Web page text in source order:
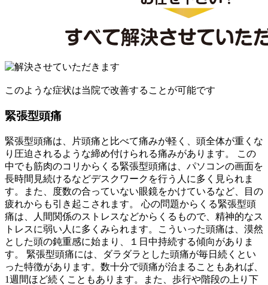
このような症状は当院で改善することが可能です
緊張型頭痛
緊張型頭痛は、片頭痛と比べて痛みが軽く、頭全体が重くな
り圧迫されるような締め付けられる痛みがあります。 この
中でも筋肉のコリからくる緊張型頭痛は、パソコンの画面を
長時間見続けるなどデスクワークを行う人に多く見られま
す。また、度数の合っていない眼鏡をかけているなど、目の
疲れからも引き起こされます。 心の問題からくる緊張型頭
痛は、人間関係のストレスなどからくるもので、精神的なス
トレスに弱い人に多くみられます。こういった頭痛は、漠然
とした頭の鈍重感に始まり、１日中持続する傾向がありま
す。 緊張型頭痛には、ダラダラとした頭痛が毎日続くとい
った特徴があります。数十分で頭痛が治まることもあれば、
1週間ほど続くこともあります。また、歩行や階段の上り下